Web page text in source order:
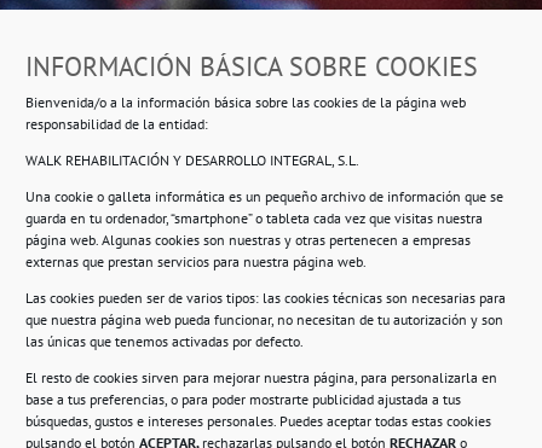
INFORMACIÓN BÁSICA SOBRE COOKIES
Bienvenida/o a la información básica sobre las cookies de la página web
responsabilidad de la entidad:
WALK REHABILITACIÓN Y DESARROLLO INTEGRAL, S.L.
Una cookie o galleta informática es un pequeño archivo de información que se
guarda en tu ordenador, “smartphone” o tableta cada vez que visitas nuestra
página web. Algunas cookies son nuestras y otras pertenecen a empresas
externas que prestan servicios para nuestra página web.
Las cookies pueden ser de varios tipos: las cookies técnicas son necesarias para
que nuestra página web pueda funcionar, no necesitan de tu autorización y son
las únicas que tenemos activadas por defecto.
El resto de cookies sirven para mejorar nuestra página, para personalizarla en
base a tus preferencias, o para poder mostrarte publicidad ajustada a tus
búsquedas, gustos e intereses personales. Puedes aceptar todas estas cookies
pulsando el botón ACEPTAR, rechazarlas pulsando el botón RECHAZAR o
Ropero Solidario de Usera
Beasáin 25-33posterior, local 3 – 28041 Madrid
Información
Compromiso con la protección de datos
personales.
Política de Cookies.